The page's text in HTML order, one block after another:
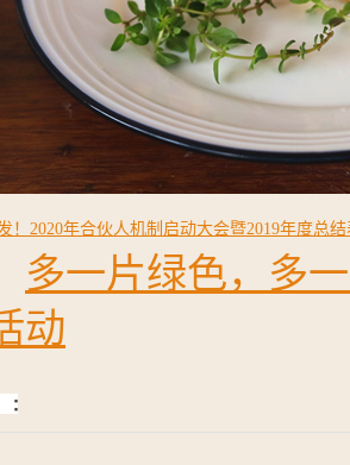
！2020年合伙人机制启动大会暨2019年度总
多一片绿色，多
动